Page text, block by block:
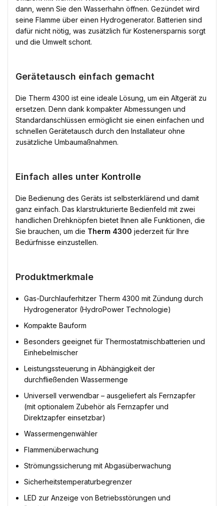
dann, wenn Sie den Wasserhahn öffnen. Gezündet wird
seine Flamme über einen Hydrogenerator. Batterien sind
dafür nicht nötig, was zusätzlich für Kostenersparnis sorgt
und die Umwelt schont.
Gerätetausch einfach gemacht
Die Therm 4300 ist eine ideale Lösung, um ein Altgerät zu
ersetzen. Denn dank kompakter Abmessungen und
Standardanschlüssen ermöglicht sie einen einfachen und
schnellen Gerätetausch durch den Installateur ohne
zusätzliche Umbaumaßnahmen.
Einfach alles unter Kontrolle
Die Bedienung des Geräts ist selbsterklärend und damit
ganz einfach. Das klarstrukturierte Bedienfeld mit zwei
handlichen Drehknöpfen bietet Ihnen alle Funktionen, die
Sie brauchen, um die Therm 4300 jederzeit für Ihre
Bedürfnisse einzustellen.
Produktmerkmale
Gas-Durchlauferhitzer Therm 4300 mit Zündung durch
Hydrogenerator (HydroPower Technologie)
Kompakte Bauform
Besonders geeignet für Thermostatmischbatterien und
Einhebelmischer
Leistungssteuerung in Abhängigkeit der
durchfließenden Wassermenge
Universell verwendbar – ausgeliefert als Fernzapfer
(mit optionalem Zubehör als Fernzapfer und
Direktzapfer einsetzbar)
Wassermengenwähler
Flammenüberwachung
Strömungssicherung mit Abgasüberwachung
Sicherheitstemperaturbegrenzer
LED zur Anzeige von Betriebsstörungen und